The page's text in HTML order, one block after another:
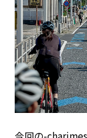
今回の-